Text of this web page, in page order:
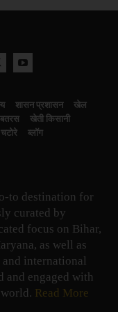
शासन प्रशासन
खेल
बतरस
खेती किसानी
चटोरे ब्लॉग
to destination for
curated by
focus on Bihar,
as well as
international
and engaged with
Read More